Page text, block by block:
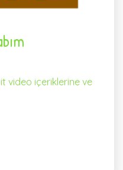
video içeriklerine ve